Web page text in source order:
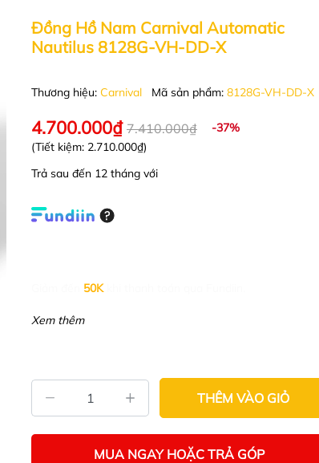
Đồng Hồ Nam Carnival Automatic
Nautilus 8128G-VH-DD-X
Thương hiệu: Carnival Mã sản phẩm: 8128G-VH-DD-X
4.700.000₫ 7.410.000₫
-37%
(Tiết kiệm: 2.710.000₫)
Trả sau đến 12 tháng với
50K
Xem thêm
THÊM VÀO GIỎ
MUA NGAY HOẶC TRẢ GÓP